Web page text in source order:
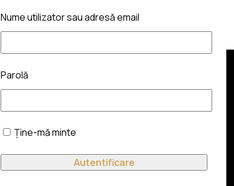
Nume utilizator sau adresă email
Parolă
Ține-mă minte